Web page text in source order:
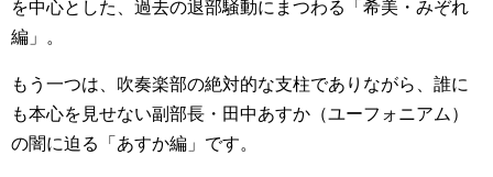
を中心とした、過去の退部騒動にまつわる「希美・みぞれ
編」。
もう一つは、吹奏楽部の絶対的な支柱でありながら、誰に
も本心を見せない副部長・田中あすか（ユーフォニアム）
の闇に迫る「あすか編」です。